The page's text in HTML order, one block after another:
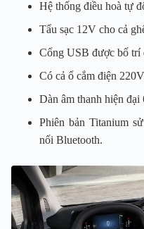
Hệ thống điều hoà tự
Tẩu sạc 12V cho cả
Cổng USB được bố trí
Có cả ổ cắm điện
Dàn âm thanh hiện đại
Phiên bản Titanium
nối Bluetooth.